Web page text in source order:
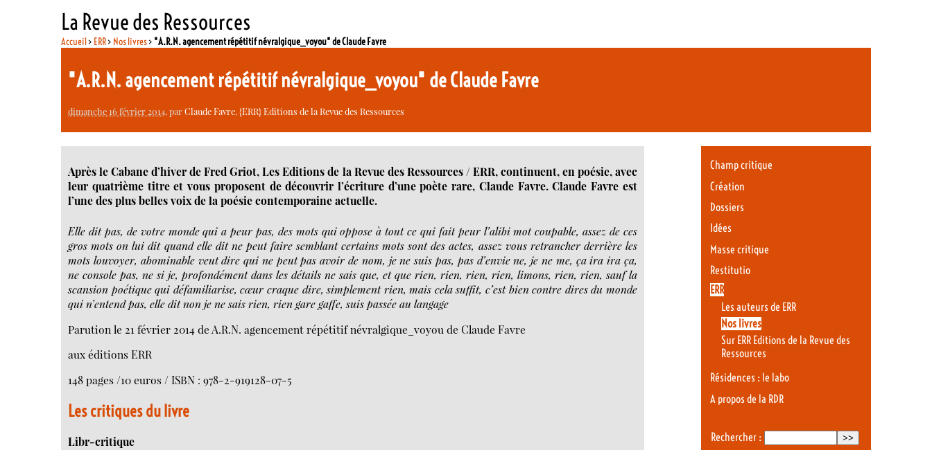
La Revue des Ressources
Accueil> ERR> Nos livres> "A.R.N. agencement répétitif névralgique_voyou" de Claude Favre
"A.R.N. agencement répétitif névralgique_voyou" de Claude Favre
dimanche 16 février 2014, parClaude Favre,{ERR} Editions de la Revue des Ressources
Après le Cabane d’hiver de Fred Griot, Les Editions de la Revue des Ressources / ERR, continuent, en poésie, avec
leur quatrième titre et vous proposent de découvrir l’écriture d’une poète rare, Claude Favre. Claude Favre est
l’une des plus belles voix de la poésie contemporaine actuelle.
Elle dit pas, de votre monde qui a peur pas, des mots qui oppose à tout ce qui fait peur l’alibi mot coupable, assez de ces
gros mots on lui dit quand elle dit ne peut faire semblant certains mots sont des actes, assez vous retrancher derrière les
mots louvoyer, abominable veut dire qui ne peut pas avoir de nom, je ne suis pas, pas d’envie ne, je ne me, ça ira ira ça,
ne console pas, ne si je, profondément dans les détails ne sais que, et que rien, rien, rien, rien, limons, rien, rien, sauf la
scansion poétique qui défamiliarise, cœur craque dire, simplement rien, mais cela suffit, c’est bien contre dires du monde
qui n’entend pas, elle dit non je ne sais rien, rien gare gaffe, suis passée au langage
Parution le 21 février 2014 de A.R.N. agencement répétitif névralgique_voyou de Claude Favre
aux éditions ERR
148 pages /10 euros / ISBN : 978-2-919128-07-5
Les critiques du livre
Libr-critique
Champ critique
Création
Dossiers
Idées
Masse critique
Restitutio
ERR
Les auteurs de ERR
Nos livres
Sur ERR Editions de la Revue des
Ressources
Résidences : le labo
A propos de la RDR
Rechercher :